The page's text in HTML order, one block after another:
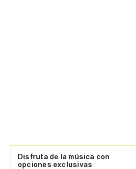
Disfruta de la música con
opciones exclusivas